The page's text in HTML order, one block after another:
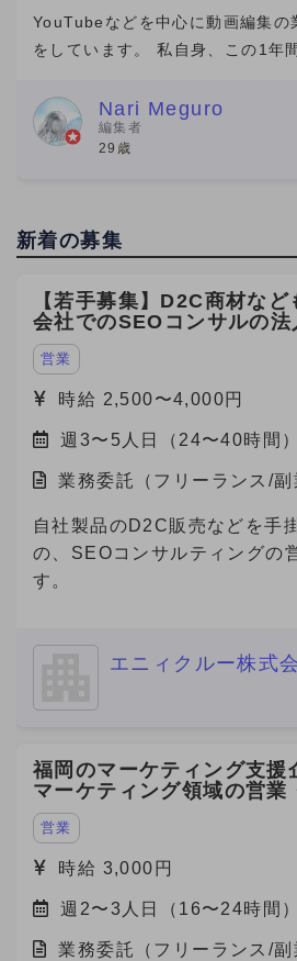
YouTubeなどを中心に動画編集の
をしています。 私自身、この1年
素直に嬉しいです。 そのきっかけ
れたのがビデオチューブさんでし
実は、最初にネット
Nari Meguro
編集者
29歳
新着の募集
【若手募集】D2C商材な
会社でのSEOコンサルの法
営業
時給 2,500〜4,000円
週3〜5人日（24〜40時間）
業務委託（フリーランス/
自社製品のD2C販売などを手
の、SEOコンサルティングの
す。
エニィクルー株式
福岡のマーケティング支援
マーケティング領域の営業
営業
時給 3,000円
週2〜3人日（16〜24時間）
業務委託（フリーランス/